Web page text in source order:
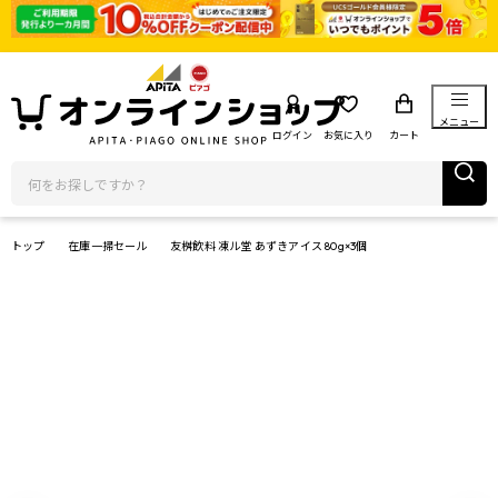
ログイン お気に入り カート
メニュー
トップ 在庫一掃セール 友桝飲料 凍ル堂 あずきアイス 80g×3個